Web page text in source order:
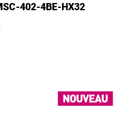
402-4BE-HX32